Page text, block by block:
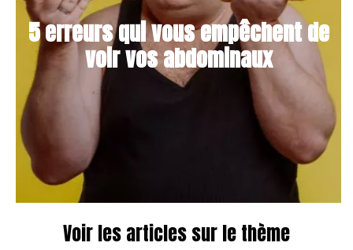
5 erreurs qui vous empêchent de
voir vos abdominaux
Voir les articles sur le thème